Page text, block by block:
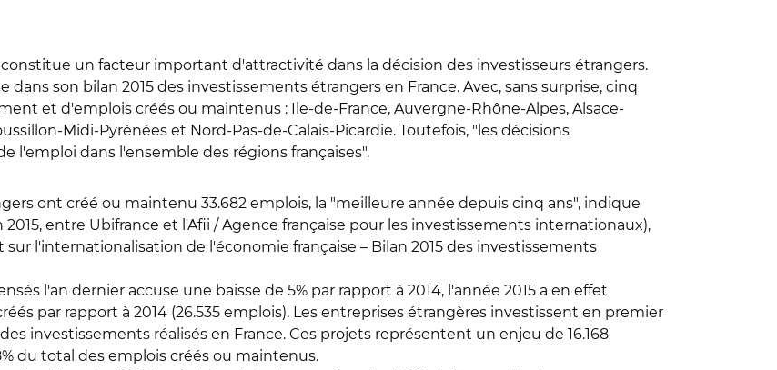
un facteur important d'attractivité dans la décision des investisseurs étrangers.
son bilan 2015 des investissements étrangers en France. Avec, sans surprise, cinq
et d'emplois créés ou maintenus : Ile-de-France, Auvergne-Rhône-Alpes, Alsace-
Midi-Pyrénées et Nord-Pas-de-Calais-Picardie. Toutefois, "les décisions
l'emploi dans l'ensemble des régions françaises".
ont créé ou maintenu 33.682 emplois, la "meilleure année depuis cinq ans", indique
2015, entre Ubifrance et l'Afii / Agence française pour les investissements internationaux),
l'internationalisation de l'économie française – Bilan 2015 des investissements
l'an dernier accuse une baisse de 5% par rapport à 2014, l'année 2015 a en effet
par rapport à 2014 (26.535 emplois). Les entreprises étrangères investissent en premier
investissements réalisés en France. Ces projets représentent un enjeu de 16.168
du total des emplois créés ou maintenus.